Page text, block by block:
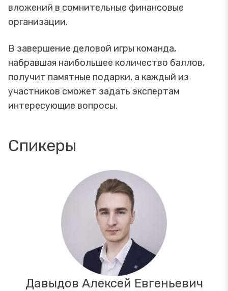
вложений в сомнительные финансовые
организации.
В завершение деловой игры команда,
набравшая наибольшее количество баллов,
получит памятные подарки, а каждый из
участников сможет задать экспертам
интересующие вопросы.
Спикеры
Давыдов Алексей Евгеньевич